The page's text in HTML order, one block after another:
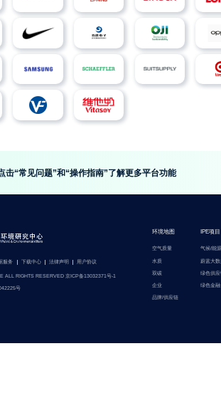
击“常见问题”和“操作指南”了解更多平台功能
服务 下载中心 法律声明 用户协议
ALL RIGHTS RESERVED 京ICP备13032371号-1
号
环境地图
空气质量
水质
双碳
企业
品牌/供应链
IPE项目
气候/能源
蔚蓝大数
绿色供应
绿色金融